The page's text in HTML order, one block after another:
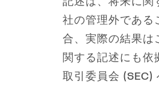
社の管理外である
合、実際の結果は
関する記述にも依
取引委員会 (SEC)